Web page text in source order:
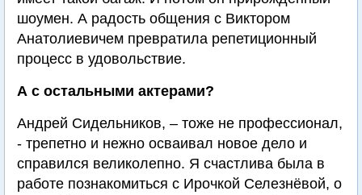
шоумен. А радость общения с Виктором
Анатолиевичем превратила репетиционный
процесс в удовольствие.
А с остальными актерами?
Андрей Сидельников, – тоже не профессионал,
- трепетно и нежно осваивал новое дело и
справился великолепно. Я счастлива была в
работе познакомиться с Ирочкой Селезнёвой, о